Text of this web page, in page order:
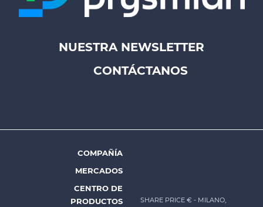
Footer
Prysmian
NUESTRA NEWSLETTER
CONTÁCTANOS
Footer
menu
COMPAÑÍA
MERCADOS
CENTRO DE
PRODUCTOS
SHARE PRICE € - MILANO,